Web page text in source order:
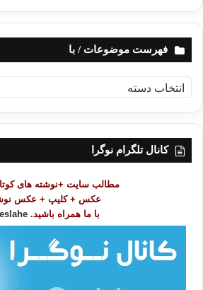
فهرست موضوعات / با
ه
ر
کانال تلگرام نوگرا
مطالب سایت +نوشته های
عکس + کلیپ + عکس
با ما همراه باشید. eslahe@